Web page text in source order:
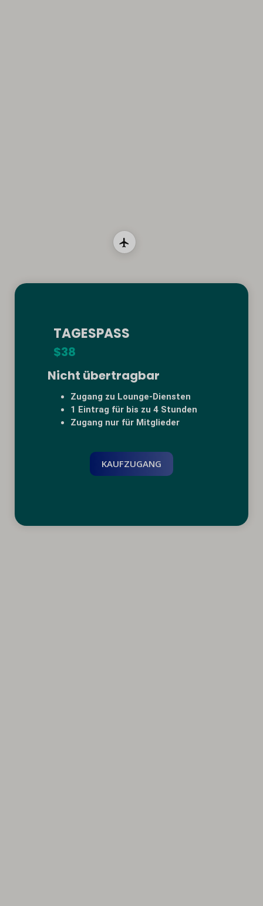
TAGESPASS
$38
Nicht übertragbar
Zugang zu Lounge-Diensten
1 Eintrag für bis zu 4 Stunden
Zugang nur für Mitglieder
KAUFZUGANG